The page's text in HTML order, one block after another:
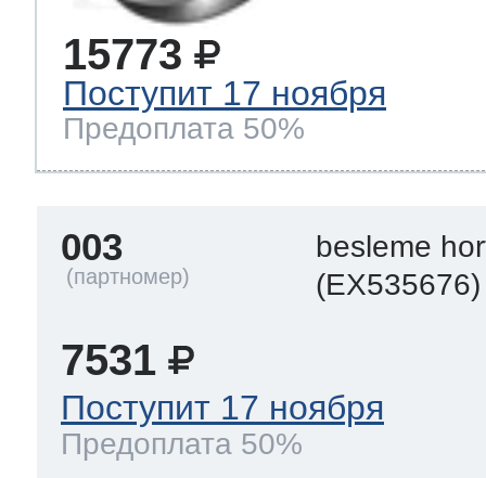
15773
Поступит 17 ноября
Предоплата 50%
003
besleme
(EX535676)
7531
Поступит 17 ноября
Предоплата 50%